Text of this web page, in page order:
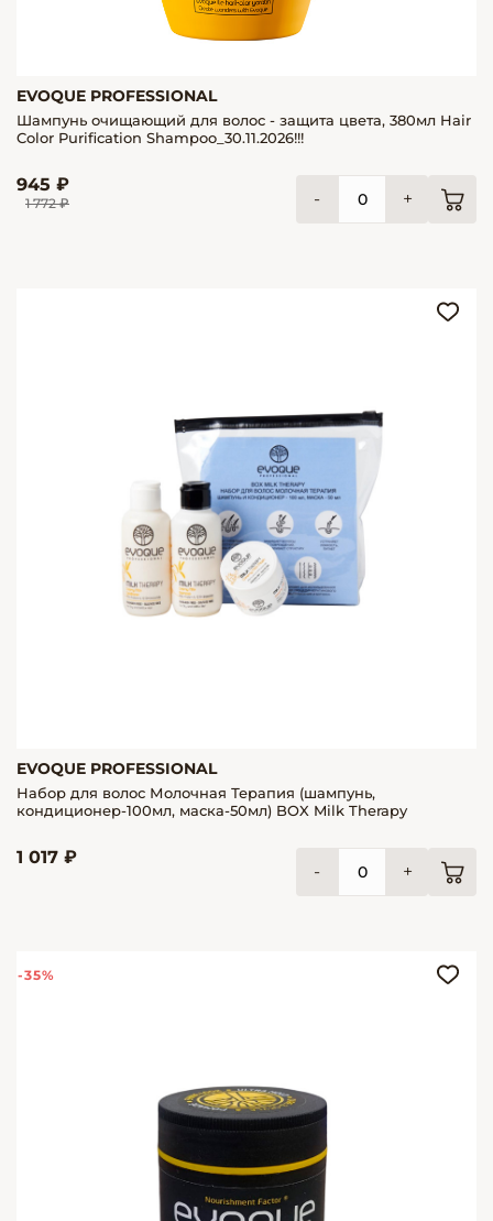
EVOQUE PROFESSIONAL
Шампунь очищающий для волос - защита цвета, 380мл Hair
Color Purification Shampoo_30.11.2026!!!
945 ₽
1 772 ₽ - +
EVOQUE PROFESSIONAL
Набор для волос Молочная Терапия (шампунь,
кондиционер-100мл, маска-50мл) BOX Milk Therapy
1 017 ₽
- +
-35%